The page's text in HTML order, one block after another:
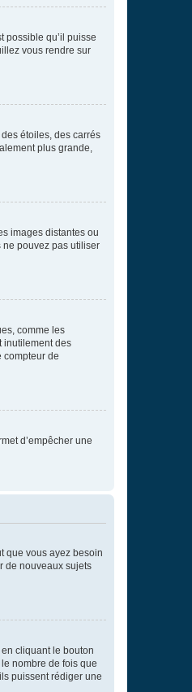
possible qu’il puisse
vous rendre sur
étoiles, des carrés
plus grande,
images distantes ou
ne pouvez pas utiliser
comme les
inutilement des
compteur de
d’empêcher une
que vous ayez besoin
de nouveaux sujets
cliquant le bouton
nombre de fois que
puissent rédiger une